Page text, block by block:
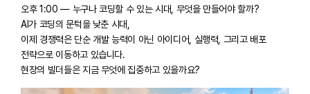
오후 1:00 — 누구나 코딩할 수 있는 시대, 무엇을 만들어야 할까?
AI가 코딩의 문턱을 낮춘 시대,
이제 경쟁력은 단순 개발 능력이 아닌 아이디어, 실행력, 그리고 배포
전략으로 이동하고 있습니다.
현장의 빌더들은 지금 무엇에 집중하고 있을까요?